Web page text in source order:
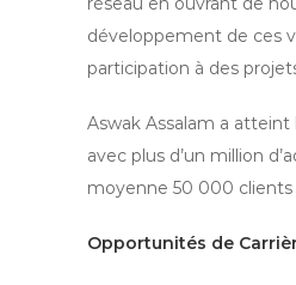
développement de ces
participation à des
Aswak Assalam a
avec plus d’un million
moyenne 50 000 clients
Opportunités de